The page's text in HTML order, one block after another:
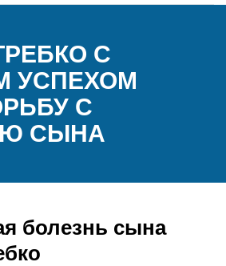
С
УСПЕХОМ
С
СЫНА
болезнь сына